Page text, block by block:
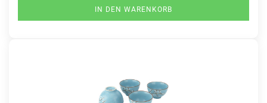
IN DEN WARENKORB